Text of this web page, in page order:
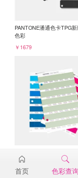
PANTONE潘通色卡TPG
色彩
￥1679
14-0114TPG
￥98
首页 色彩查询